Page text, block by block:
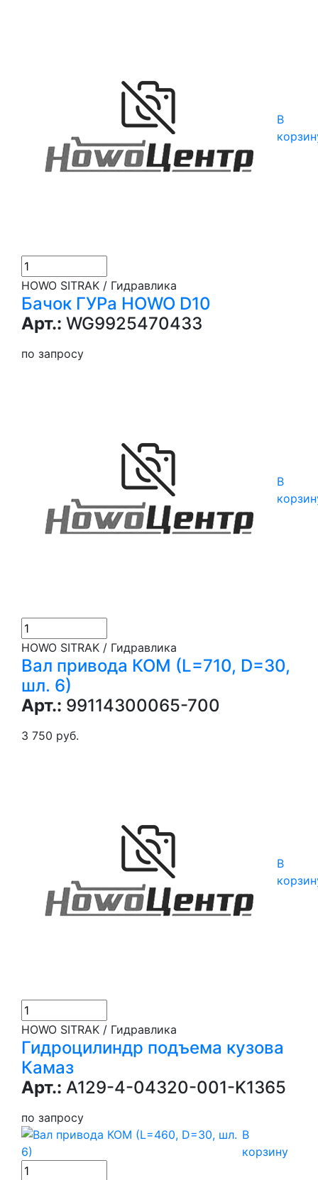
В
HOWO SITRAK / Гидравлика
Бачок ГУРа HOWO D10
Арт.: WG9925470433
по запросу
В
HOWO SITRAK / Гидравлика
Вал привода КОМ (L=710, D=30,
шл. 6)
Арт.: 99114300065-700
3 750 руб.
В
HOWO SITRAK / Гидравлика
Гидроцилиндр подъема кузова
Камаз
Арт.: A129-4-04320-001-K1365
по запросу
В
корзину